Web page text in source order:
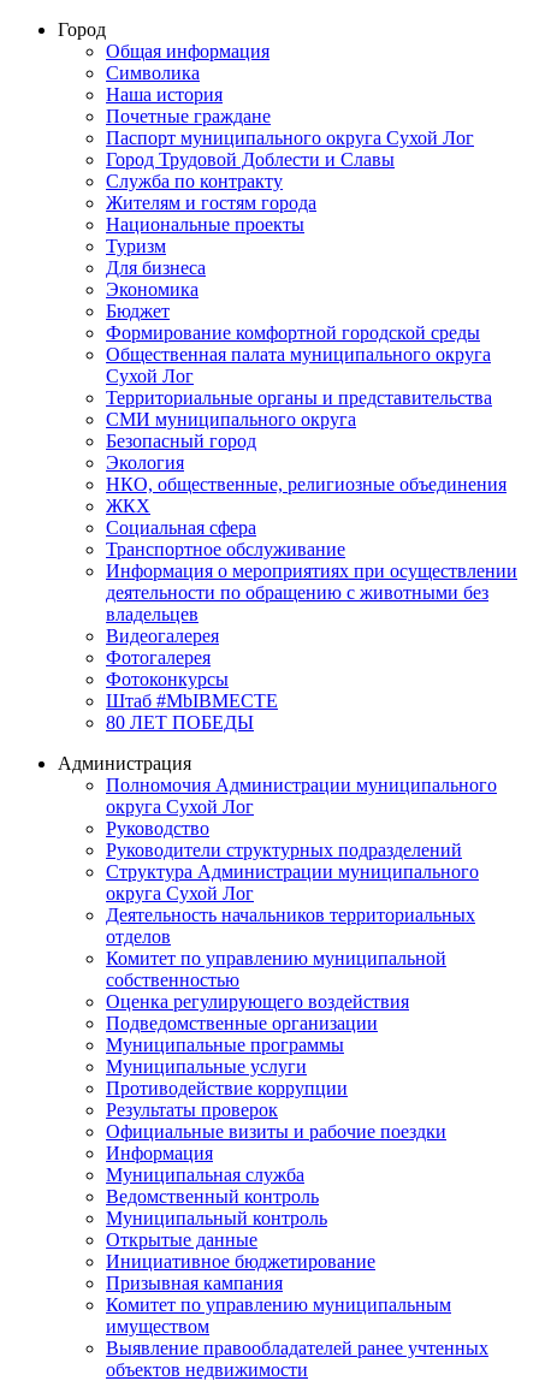
Город
Общая информация
Символика
Наша история
Почетные граждане
Паспорт муниципального округа Сухой Лог
Город Трудовой Доблести и Славы
Служба по контракту
Жителям и гостям города
Национальные проекты
Туризм
Для бизнеса
Экономика
Бюджет
Формирование комфортной городской среды
Общественная палата муниципального округа
Сухой Лог
Территориальные органы и представительства
СМИ муниципального округа
Безопасный город
Экология
НКО, общественные, религиозные объединения
ЖКХ
Социальная сфера
Транспортное обслуживание
Информация о мероприятиях при осуществлении
деятельности по обращению с животными без
владельцев
Видеогалерея
Фотогалерея
Фотоконкурсы
Штаб #MbIBMECTE
80 ЛЕТ ПОБЕДЫ
Администрация
Полномочия Администрации муниципального
округа Сухой Лог
Руководство
Руководители структурных подразделений
Структура Администрации муниципального
округа Сухой Лог
Деятельность начальников территориальных
отделов
Комитет по управлению муниципальной
собственностью
Оценка регулирующего воздействия
Подведомственные организации
Муниципальные программы
Муниципальные услуги
Противодействие коррупции
Результаты проверок
Официальные визиты и рабочие поездки
Информация
Муниципальная служба
Ведомственный контроль
Муниципальный контроль
Открытые данные
Инициативное бюджетирование
Призывная кампания
Комитет по управлению муниципальным
имуществом
Выявление правообладателей ранее учтенных
объектов недвижимости